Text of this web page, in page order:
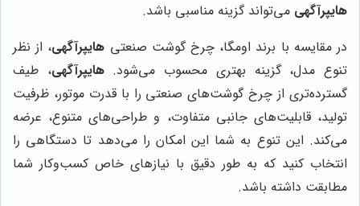
هایپرآگهی می‌تواند گزینه مناسبی باشد.
در مقایسه با برند اومگا، چرخ گوشت صنعتی هایپرآگهی، از نظر
تنوع مدل، گزینه بهتری محسوب می‌شود.هایپرآگهی، طیف
گسترده‌تری از چرخ گوشت‌های صنعتی را با قدرت موتور، ظرفیت
تولید، قابلیت‌های جانبی متفاوت، و طراحی‌های متنوع، عرضه
می‌کند. این تنوع به شما این امکان را می‌دهد تا دستگاهی را
انتخاب کنید که به طور دقیق با نیازهای خاص کسب‌وکار شما
مطابقت داشته باشد.